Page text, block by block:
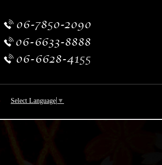
Select Language ▼
search